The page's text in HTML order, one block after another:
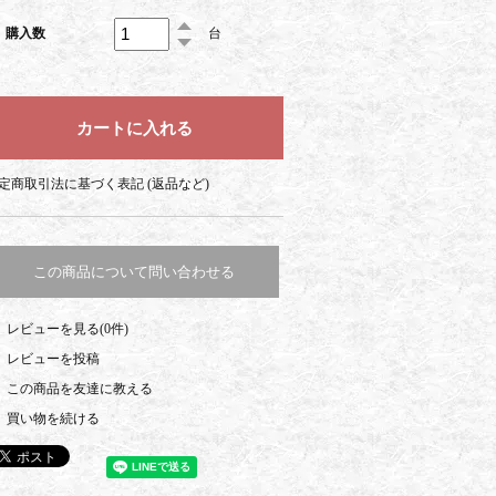
購入数 台
商取引法に基づく表記 (返品など)
この商品について問い合わせる
レビューを見る(0件)
レビューを投稿
この商品を友達に教える
買い物を続ける